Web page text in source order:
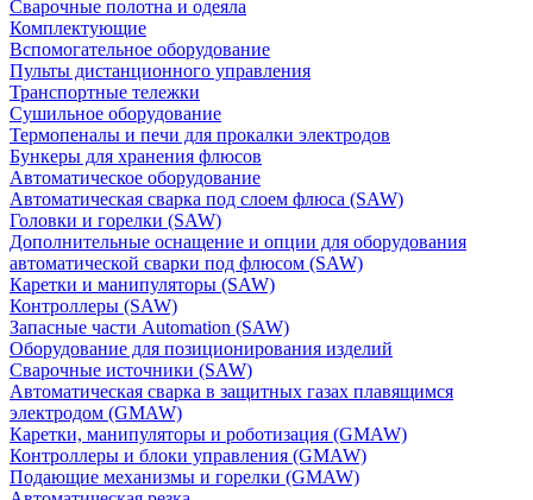
Сварочные полотна и одеяла
Комплектующие
Вспомогательное оборудование
Пульты дистанционного управления
Транспортные тележки
Сушильное оборудование
Термопеналы и печи для прокалки электродов
Бункеры для хранения флюсов
Автоматическое оборудование
Автоматическая сварка под слоем флюса (SAW)
Головки и горелки (SAW)
Дополнительные оснащение и опции для оборудования
автоматической сварки под флюсом (SAW)
Каретки и манипуляторы (SAW)
Контроллеры (SAW)
Запасные части Automation (SAW)
Оборудование для позиционирования изделий
Сварочные источники (SAW)
Автоматическая сварка в защитных газах плавящимся
электродом (GMAW)
Каретки, манипуляторы и роботизация (GMAW)
Контроллеры и блоки управления (GMAW)
Подающие механизмы и горелки (GMAW)